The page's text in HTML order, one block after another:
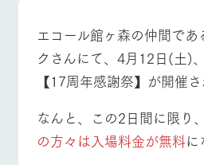
フラワー
ガーデン
花のある美しい
自然環境の中、
りを存分に味わ
う
触れ
て、
なか
れあう
ArkFarm Wedding
お知らせ
ブログ
お問い合わせ・資料請求
イベント/フェア レストラン/
エコール館ヶ森の仲間で
クさんにて、4月12日(土)
【17周年感謝祭】が開催さ
なんと、この2日間に限り、
の方々は入場料金が無料に